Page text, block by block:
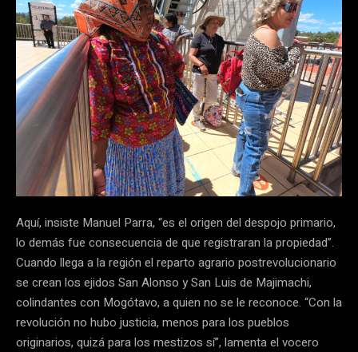
Aquí, insiste Manuel Parra, “es el origen del despojo primario,
lo demás fue consecuencia de que registraran la propiedad”.
Cuando llega a la región el reparto agrario postrevolucionario
se crean los ejidos San Alonso y San Luis de Majimachi,
colindantes con Mogótavo, a quien no se le reconoce. “Con la
revolución no hubo justicia, menos para los pueblos
originarios, quizá para los mestizos sí”, lamenta el vocero